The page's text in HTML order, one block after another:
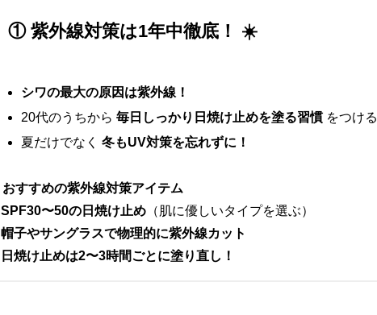
① 紫外線対策は1年中徹底！ ☀️
シワの最大の原因は紫外線！
20代のうちから毎日しっかり日焼け止めを塗る習慣をつける
夏だけでなく冬もUV対策を忘れずに！
おすすめの紫外線対策アイテム
SPF30〜50の日焼け止め （肌に優しいタイプを選ぶ）
帽子やサングラスで物理的に紫外線カット
日焼け止めは2〜3時間ごとに塗り直し！